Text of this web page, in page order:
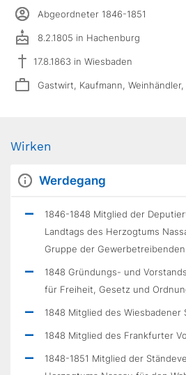
Abgeordneter 1846-1851
8.2.1805 in Hachenburg
17.8.1863 in Wiesbaden
Gastwirt, Kaufmann,
Wirken
Werdegang
1846-1848 Mitglied der
Landtags des Herzogtums
Gruppe der Gewerbetreibenden
1848 Gründungs- und
für Freiheit, Gesetz und
1848 Mitglied des Wiesbadener
1848 Mitglied des Frankfurter
1848-1851 Mitglied der